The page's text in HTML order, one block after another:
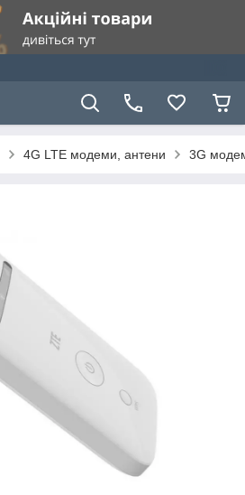
4G LTE модеми, антени 3G